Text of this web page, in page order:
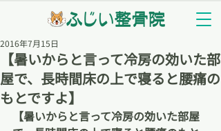
【暑いからと言って冷房の効いた部
屋で、長時間床の上で寝ると腰痛の
もとですよ】
2016年7月15日
【暑いからと言って冷房の効いた部屋